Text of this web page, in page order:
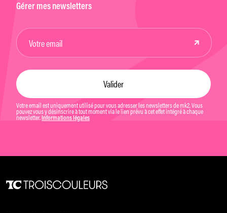
Gérer mes newsletters
Votre email est uniquement utilisé pour vous adresser les newsletters de mk2. Vous
pouvez vous y désinscrire à tout moment via le lien prévu à cet effet intégré à chaque
newsletter. Informations légales